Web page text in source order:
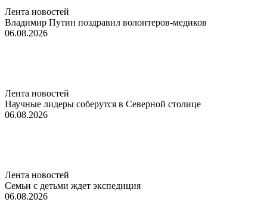
Лента новостей
Владимир Путин поздравил волонтеров-медиков
06.08.2026
Лента новостей
Научные лидеры соберутся в Северной столице
06.08.2026
Лента новостей
Семьи с детьми ждет экспедиция
06.08.2026